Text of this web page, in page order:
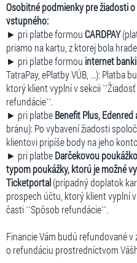
Osobitné podmienky pre žiadosti
vstupného:
► pri platbe formouCARDPAY
priamo na kartu, z ktorej bola
► pri platbe formou internet
TatraPay, ePlatby VÚB, ...): Platba
ktorý klient vyplní v sekcii
refundácie``.
► pri platbeBenefit Plus,
bránu): Po vybavení žiadosti
klientovi pripíše body na jeho
► pri platbeDarčekovou
typom poukážky, ktorú je možné
Ticketportal(prípadný doplatok
prospech účtu, ktorý klient vyplní
časti ``Spôsob refundácie``.
Financie Vám budú refundované
o refundáciu prostredníctvom